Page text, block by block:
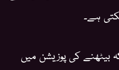
ہے۔
بیٹھنے کی پوزیشن میں